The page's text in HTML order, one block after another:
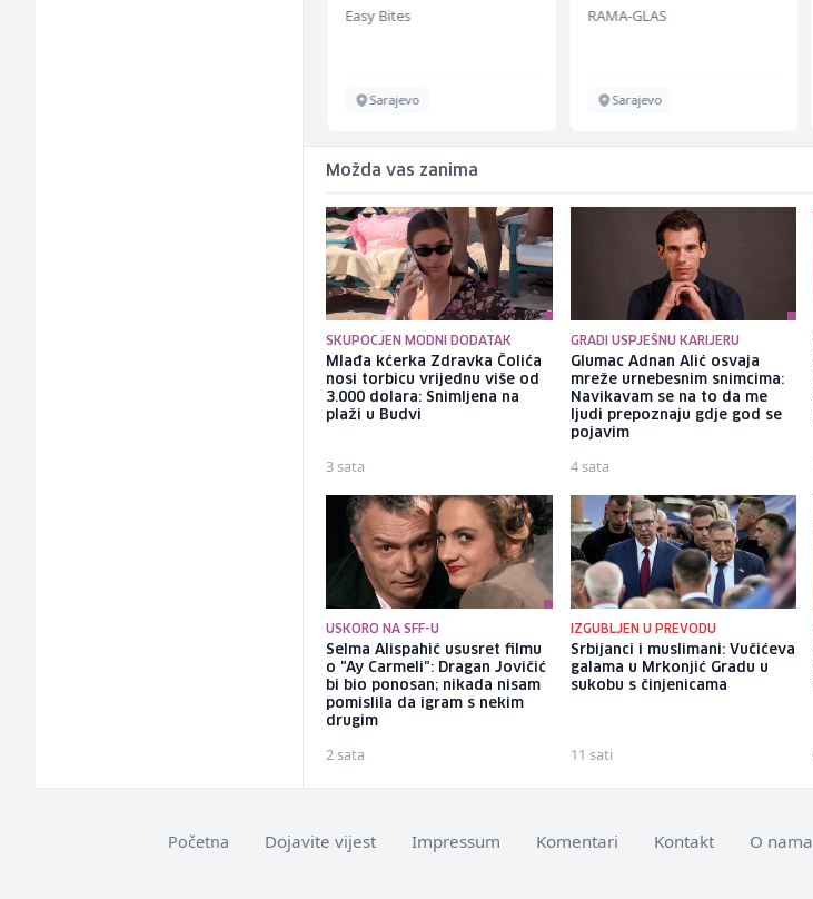
ž)
Easy Bites
Sarajevo
RAMA-GLAS
Sarajevo
Možda vas zanima
SKUPOCJEN MODNI DODATAK
Mlađa kćerka Zdravka Čolića
nosi torbicu vrijednu više od
3.000 dolara: Snimljena na
plaži u Budvi
3 sata
GRADI USPJEŠNU KARIJERU
Glumac Adnan Alić osvaja
mreže urnebesnim snimcima:
Navikavam se na to da me
ljudi prepoznaju gdje god se
pojavim
4 sata
USKORO NA SFF-U
Selma Alispahić ususret filmu
o "Ay Carmeli": Dragan Jovičić
bi bio ponosan; nikada nisam
pomislila da igram s nekim
drugim
2 sata
IZGUBLJEN U PREVODU
Srbijanci i muslimani: Vučićeva
galama u Mrkonjić Gradu u
sukobu s činjenicama
11 sati
Početna Dojavite vijest Impressum Komentari Kontakt O nama